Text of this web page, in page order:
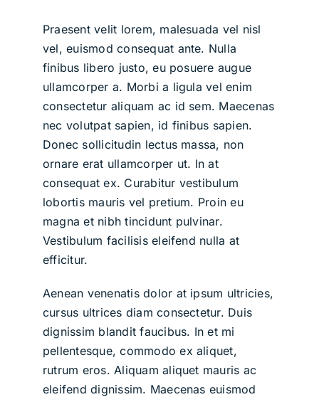
Praesent velit lorem, malesuada vel nisl
vel, euismod consequat ante. Nulla
finibus libero justo, eu posuere augue
ullamcorper a. Morbi a ligula vel enim
consectetur aliquam ac id sem. Maecenas
nec volutpat sapien, id finibus sapien.
Donec sollicitudin lectus massa, non
ornare erat ullamcorper ut. In at
consequat ex. Curabitur vestibulum
lobortis mauris vel pretium. Proin eu
magna et nibh tincidunt pulvinar.
Vestibulum facilisis eleifend nulla at
efficitur.
Aenean venenatis dolor at ipsum ultricies,
cursus ultrices diam consectetur. Duis
dignissim blandit faucibus. In et mi
pellentesque, commodo ex aliquet,
rutrum eros. Aliquam aliquet mauris ac
eleifend dignissim. Maecenas euismod